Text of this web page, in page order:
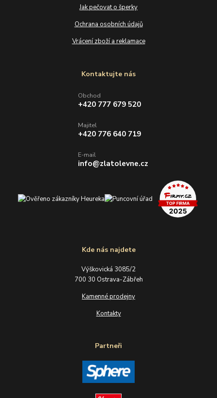
Jak pečovat o šperky
Ochrana osobních údajů
Vrácení zboží a reklamace
Kde nás najdete
Výškovická 3085/2
700 30 Ostrava-Zábřeh
Kamenné prodejny
Kontakty
Partneři
Kontaktujte nás
Obchod
+420 777 679 520
Majitel
+420 776 640 719
E-mail
info@zlatolevne.cz